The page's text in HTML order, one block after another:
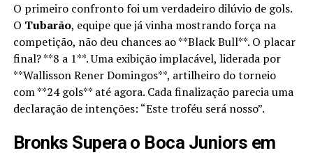
O primeiro confronto foi um verdadeiro dilúvio de gols.
O Tubarão, equipe que já vinha mostrando força na
competição, não deu chances ao **Black Bull**. O placar
final? **8 a 1**. Uma exibição implacável, liderada por
**Wallisson Rener Domingos**, artilheiro do torneio
com **24 gols** até agora. Cada finalização parecia uma
declaração de intenções: “Este troféu será nosso”.
Bronks Supera o Boca Juniors em